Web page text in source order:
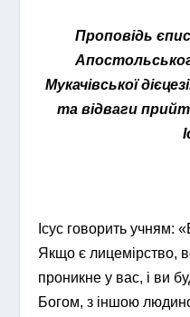
Проповідь
Мукачівської
та відваги
Ісус говорить учням:
Якщо є лицемірство,
проникне у вас, і ви
Богом, з іншою